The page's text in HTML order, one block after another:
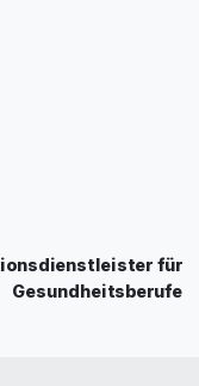
für
Gesundheitsberufe